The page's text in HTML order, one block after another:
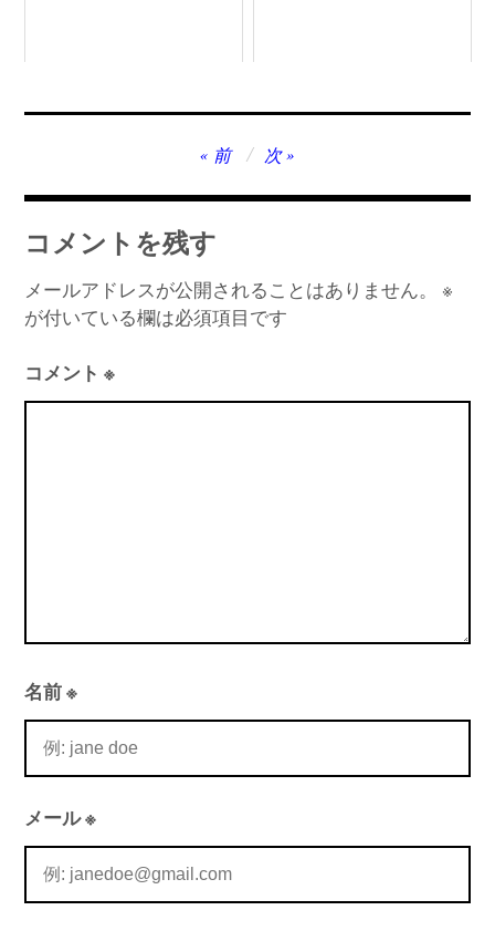
稿
ビ
ゲ
ー
シ
ョ
前 次
コメントを残す
メールアドレスが公開されることはありません。
※
が付いている欄は必須項目です
コメント※
名前※
メール※